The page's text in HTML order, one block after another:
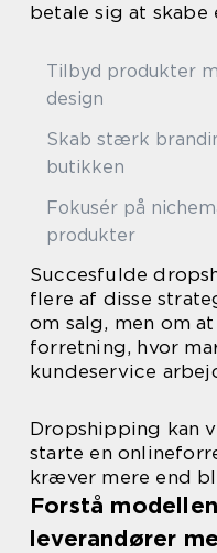
betale sig at skabe
Tilbyd produkter
design
Skab stærk
butikken
Fokusér på
produkter
Succesfulde
flere af disse
om salg, men om
forretning, hvor
kundeservice
Dropshipping kan
starte en
kræver mere end
Forstå
leverandører